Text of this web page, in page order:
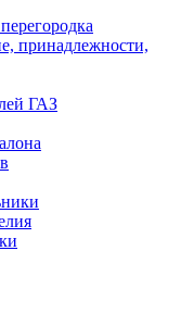
принадлежности,
ГАЗ